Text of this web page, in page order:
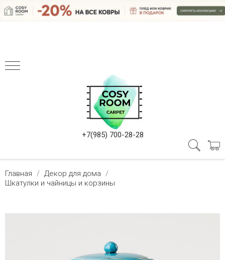
+7(985) 700-28-28
Главная
Декор для дома
Шкатулки и чайницы и корзины